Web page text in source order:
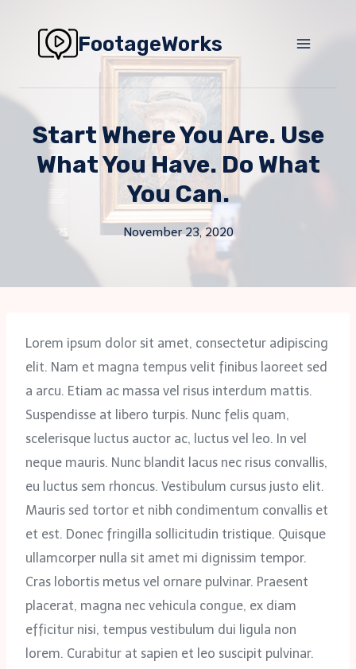
content
FootageWorks
Start Where You Are. Use
What You Have. Do What
You Can.
November 23, 2020
Lorem ipsum dolor sit amet, consectetur adipiscing
elit. Nam et magna tempus velit finibus laoreet sed
a arcu. Etiam ac massa vel risus interdum mattis.
Suspendisse at libero turpis. Nunc felis quam,
scelerisque luctus auctor ac, luctus vel leo. In vel
neque mauris. Nunc blandit lacus nec risus convallis,
eu luctus sem rhoncus. Vestibulum cursus justo elit.
Mauris sed tortor et nibh condimentum convallis et
et est. Donec fringilla sollicitudin tristique. Quisque
ullamcorper nulla sit amet mi dignissim tempor.
Cras lobortis metus vel ornare pulvinar. Praesent
placerat, magna nec vehicula congue, ex diam
efficitur nisi, tempus vestibulum dui ligula non
lorem. Curabitur at sapien et leo suscipit pulvinar.